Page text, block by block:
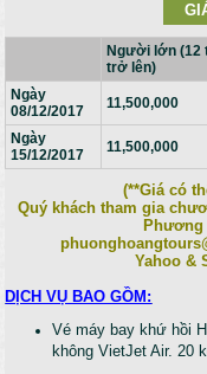
Người lớn (12
trở lên)
Ngày
08/12/2017
11,500,000
Ngày
15/12/2017
11,500,000
(**Giá có
Quý khách tham gia
Phương
Yahoo &
DỊCH VỤ BAO GỒM:
Vé máy bay khứ hồi
không VietJet Air. 20